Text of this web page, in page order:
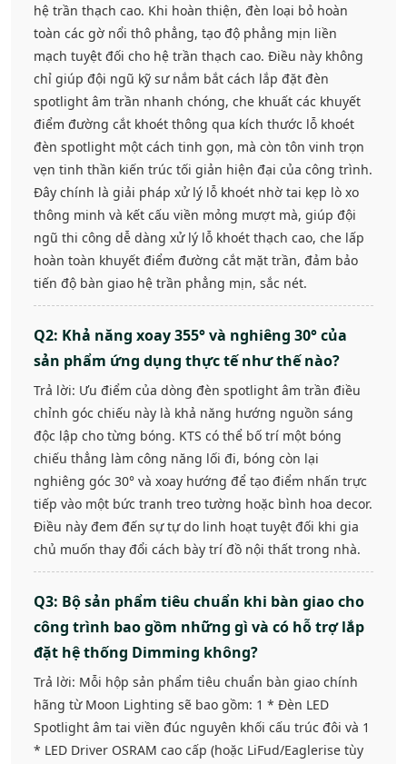
hệ trần thạch cao. Khi hoàn thiện, đèn loại bỏ hoàn
toàn các gờ nổi thô phẳng, tạo độ phẳng mịn liền
mạch tuyệt đối cho hệ trần thạch cao. Điều này không
chỉ giúp đội ngũ kỹ sư nắm bắt cách lắp đặt đèn
spotlight âm trần nhanh chóng, che khuất các khuyết
điểm đường cắt khoét thông qua kích thước lỗ khoét
đèn spotlight một cách tinh gọn, mà còn tôn vinh trọn
vẹn tinh thần kiến trúc tối giản hiện đại của công trình.
Đây chính là giải pháp xử lý lỗ khoét nhờ tai kẹp lò xo
thông minh và kết cấu viền mỏng mượt mà, giúp đội
ngũ thi công dễ dàng xử lý lỗ khoét thạch cao, che lấp
hoàn toàn khuyết điểm đường cắt mặt trần, đảm bảo
tiến độ bàn giao hệ trần phẳng mịn, sắc nét.
Q2: Khả năng xoay 355° và nghiêng 30° của
sản phẩm ứng dụng thực tế như thế nào?
Trả lời: Ưu điểm của dòng đèn spotlight âm trần điều
chỉnh góc chiếu này là khả năng hướng nguồn sáng
độc lập cho từng bóng. KTS có thể bố trí một bóng
chiếu thẳng làm công năng lối đi, bóng còn lại
nghiêng góc 30° và xoay hướng để tạo điểm nhấn trực
tiếp vào một bức tranh treo tường hoặc bình hoa decor.
Điều này đem đến sự tự do linh hoạt tuyệt đối khi gia
chủ muốn thay đổi cách bày trí đồ nội thất trong nhà.
Q3: Bộ sản phẩm tiêu chuẩn khi bàn giao cho
công trình bao gồm những gì và có hỗ trợ lắp
đặt hệ thống Dimming không?
Trả lời: Mỗi hộp sản phẩm tiêu chuẩn bàn giao chính
hãng từ Moon Lighting sẽ bao gồm: 1 * Đèn LED
Spotlight âm tai viền đúc nguyên khối cấu trúc đôi và 1
* LED Driver OSRAM cao cấp (hoặc LiFud/Eaglerise tùy